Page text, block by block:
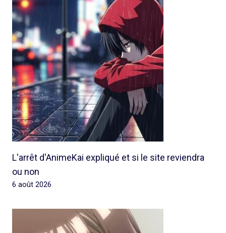
L'arrêt d'AnimeKai expliqué et si le site reviendra
ou non
6 août 2026